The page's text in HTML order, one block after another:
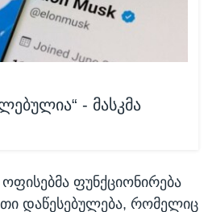
- მასკმა
ფუნქციონირება
დაწესებულება, რომელიც